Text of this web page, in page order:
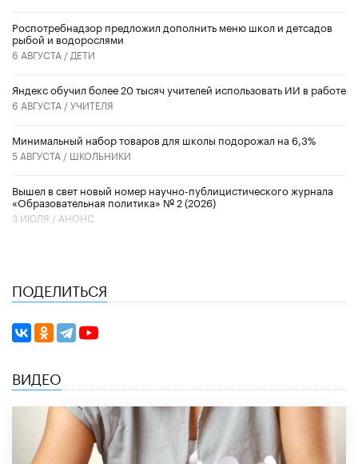
Роспотребнадзор предложил дополнить меню школ и детсадов
рыбой и водорослями
6 АВГУСТА / ДЕТИ
​Яндекс обучил более 20 тысяч учителей использовать ИИ в работе
6 АВГУСТА /УЧИТЕЛЯ
Минимальный набор товаров для школы подорожал на 6,3%
5 АВГУСТА / ШКОЛЬНИКИ
Вышел в свет новый номер научно-публицистического журнала
«Образовательная политика» № 2 (2026)
3 ИЮЛЯ / АНОНС
ПОДЕЛИТЬСЯ
ВИДЕО